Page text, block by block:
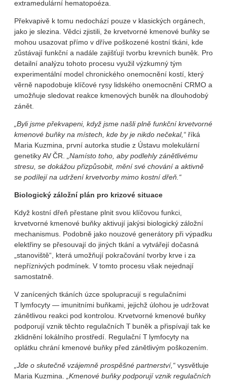
extramedulární hematopoéza.
Překvapivě k tomu nedochází pouze v klasických orgánech,
jako je slezina. Vědci zjistili, že krvetvorné kmenové buňky se
mohou usazovat přímo v dříve poškozené kostní tkáni, kde
zůstávají funkční a nadále zajišťují tvorbu krevních buněk. Pro
detailní analýzu tohoto procesu využil výzkumný tým
experimentální model chronického onemocnění kostí, který
věrně napodobuje klíčové rysy lidského onemocnění CRMO a
umožňuje sledovat reakce kmenových buněk na dlouhodobý
zánět.
„Byli jsme překvapeni, když jsme našli plně funkční krvetvorné
kmenové buňky na místech, kde by je nikdo nečekal,“ říká
Maria Kuzmina, první autorka studie z Ústavu molekulární
genetiky AV ČR. „Namísto toho, aby podlehly zánětlivému
stresu, se dokážou přizpůsobit, mění své chování a aktivně
se podílejí na udržení krvetvorby mimo kostní dřeň.“
Biologický záložní plán pro krizové situace
Když kostní dřeň přestane plnit svou klíčovou funkci,
krvetvorné kmenové buňky aktivují jakýsi biologický záložní
mechanismus. Podobně jako nouzové generátory při výpadku
elektřiny se přesouvají do jiných tkání a vytvářejí dočasná
„stanoviště“, která umožňují pokračování tvorby krve i za
nepříznivých podmínek. V tomto procesu však nejednají
samostatně.
V zanícených tkáních úzce spolupracují s regulačními
T lymfocyty — imunitními buňkami, jejichž úlohou je udržovat
zánětlivou reakci pod kontrolou. Krvetvorné kmenové buňky
podporují vznik těchto regulačních T buněk a přispívají tak ke
zklidnění lokálního prostředí. Regulační T lymfocyty na
oplátku chrání kmenové buňky před zánětlivým poškozením.
„Jde o skutečně vzájemně prospěšné partnerství,“ vysvětluje
Maria Kuzmina. „Kmenové buňky podporují vznik regulačních